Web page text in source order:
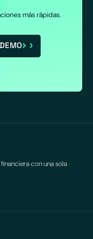
más rápidas.
con una sola